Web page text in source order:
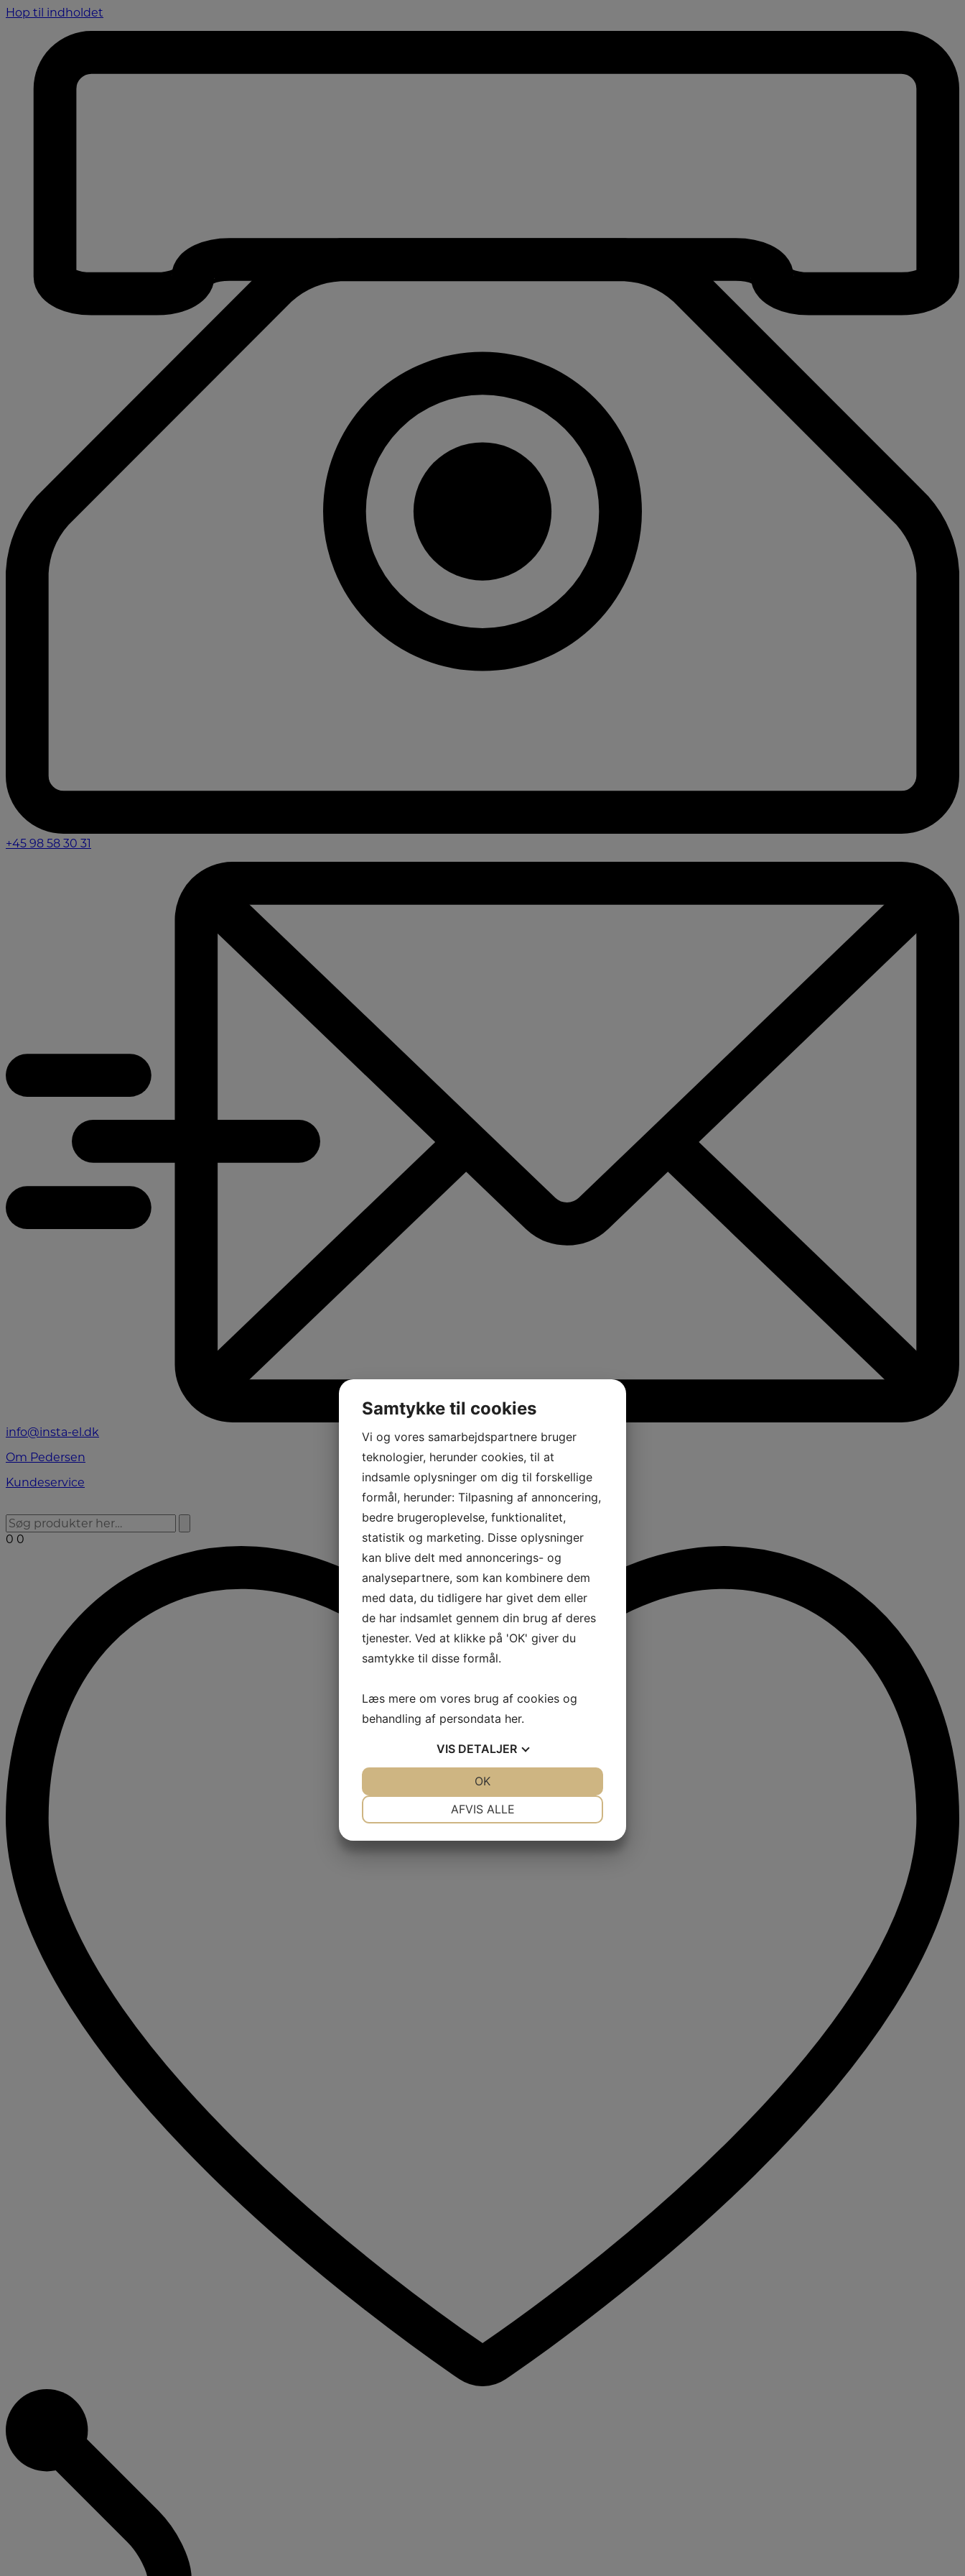
Hop til indholdet
+45 98 58 30 31
info@insta-el.dk
Om Pedersen
Kundeservice
0 0
Samtykke til cookies
Vi og vores samarbejdspartnere bruger
teknologier, herunder cookies, til at
indsamle oplysninger om dig til forskellige
formål, herunder: Tilpasning af annoncering,
bedre brugeroplevelse, funktionalitet,
statistik og marketing. Disse oplysninger
kan blive delt med annoncerings- og
analysepartnere, som kan kombinere dem
med data, du tidligere har givet dem eller
de har indsamlet gennem din brug af deres
tjenester. Ved at klikke på 'OK' giver du
samtykke til disse formål.
Læs mere om vores brug af cookies og
behandling af persondata her.
VIS DETALJER
AFVIS ALLE
OK